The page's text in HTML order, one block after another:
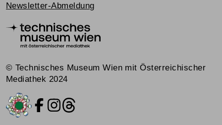
Newsletter-Abmeldung
© Technisches Museum Wien mit Österreichischer
Mediathek 2024